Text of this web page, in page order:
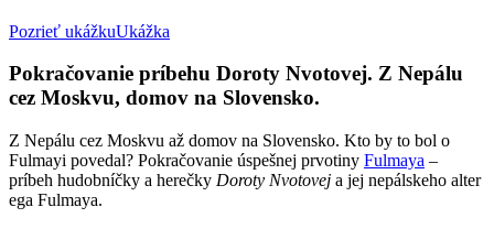
Pozrieť ukážkuUkážka
Pokračovanie príbehu Doroty Nvotovej. Z Nepálu
cez Moskvu, domov na Slovensko.
Z Nepálu cez Moskvu až domov na Slovensko. Kto by to bol o
Fulmayi povedal? Pokračovanie úspešnej prvotiny Fulmaya –
príbeh hudobníčky a herečky Doroty Nvotovej a jej nepálskeho alter
ega Fulmaya.